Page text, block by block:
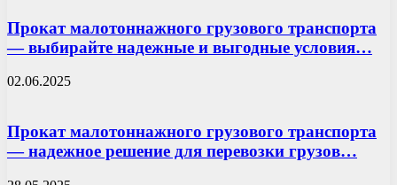
Прокат малотоннажного грузового транспорта
— выбирайте надежные и выгодные условия…
02.06.2025
Прокат малотоннажного грузового транспорта
— надежное решение для перевозки грузов…